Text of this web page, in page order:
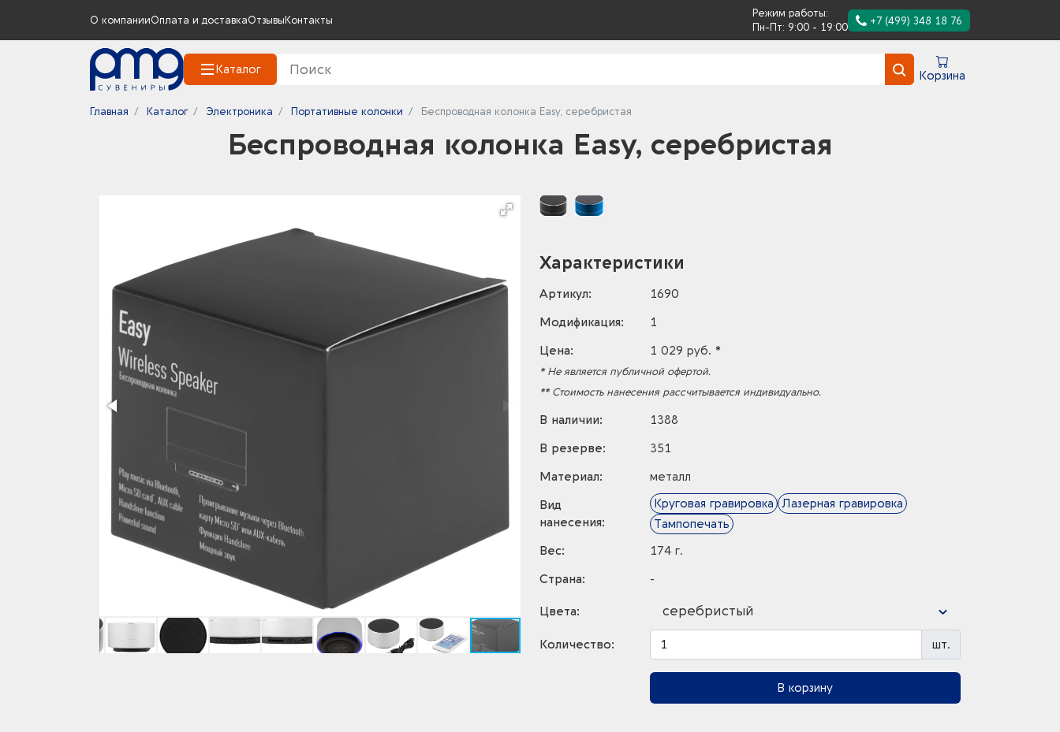
О компанииОплата и доставкаОтзывы Контакты
Режим работы:
Пн-Пт: 9:00 - 19:00
+7 (499) 348 18 76
Каталог Корзина
Главная Каталог Электроника Портативные колонки Беспроводная колонка Easy, серебристая
Беспроводная колонка Easy, серебристая
Характеристики
Артикул:
1690
Модификация:
1
Цена:
1 029 руб. *
* Не является публичной офертой.
** Стоимость нанесения рассчитывается индивидуально.
В наличии:
1388
В резерве:
351
Материал:
металл
Вид
нанесения:
Круговая гравировка
Лазерная гравировка
Тампопечать
Вес:
174 г.
Страна:
-
Цвета: серебристый
Количество: шт.
В корзину